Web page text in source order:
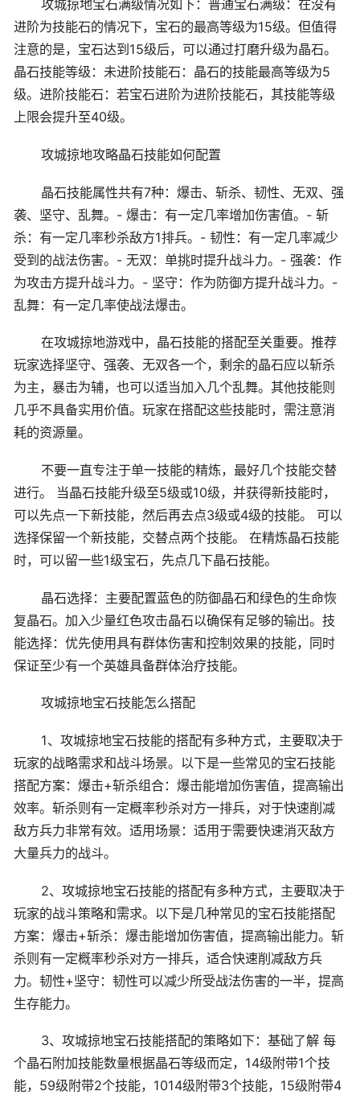
攻城掠地宝石满级情况如下：普通宝石满级：在没有
进阶为技能石的情况下，宝石的最高等级为15级。但值得
注意的是，宝石达到15级后，可以通过打磨升级为晶石。
晶石技能等级：未进阶技能石：晶石的技能最高等级为5
级。进阶技能石：若宝石进阶为进阶技能石，其技能等级
上限会提升至40级。
攻城掠地攻略晶石技能如何配置
晶石技能属性共有7种：爆击、斩杀、韧性、无双、强
袭、坚守、乱舞。- 爆击：有一定几率增加伤害值。- 斩
杀：有一定几率秒杀敌方1排兵。- 韧性：有一定几率减少
受到的战法伤害。- 无双：单挑时提升战斗力。- 强袭：作
为攻击方提升战斗力。- 坚守：作为防御方提升战斗力。-
乱舞：有一定几率使战法爆击。
在攻城掠地游戏中，晶石技能的搭配至关重要。推荐
玩家选择坚守、强袭、无双各一个，剩余的晶石应以斩杀
为主，暴击为辅，也可以适当加入几个乱舞。其他技能则
几乎不具备实用价值。玩家在搭配这些技能时，需注意消
耗的资源量。
不要一直专注于单一技能的精炼，最好几个技能交替
进行。 当晶石技能升级至5级或10级，并获得新技能时，
可以先点一下新技能，然后再去点3级或4级的技能。 可以
选择保留一个新技能，交替点两个技能。 在精炼晶石技能
时，可以留一些1级宝石，先点几下晶石技能。
晶石选择：主要配置蓝色的防御晶石和绿色的生命恢
复晶石。加入少量红色攻击晶石以确保有足够的输出。技
能选择：优先使用具有群体伤害和控制效果的技能，同时
保证至少有一个英雄具备群体治疗技能。
攻城掠地宝石技能怎么搭配
1、攻城掠地宝石技能的搭配有多种方式，主要取决于
玩家的战略需求和战斗场景。以下是一些常见的宝石技能
搭配方案：爆击+斩杀组合：爆击能增加伤害值，提高输出
效率。斩杀则有一定概率秒杀对方一排兵，对于快速削减
敌方兵力非常有效。适用场景：适用于需要快速消灭敌方
大量兵力的战斗。
2、攻城掠地宝石技能的搭配有多种方式，主要取决于
玩家的战斗策略和需求。以下是几种常见的宝石技能搭配
方案：爆击+斩杀：爆击能增加伤害值，提高输出能力。斩
杀则有一定概率秒杀对方一排兵，适合快速削减敌方兵
力。韧性+坚守：韧性可以减少所受战法伤害的一半，提高
生存能力。
3、攻城掠地宝石技能搭配的策略如下：基础了解 每
个晶石附加技能数量根据晶石等级而定，14级附带1个技
能，59级附带2个技能，1014级附带3个技能，15级附带4